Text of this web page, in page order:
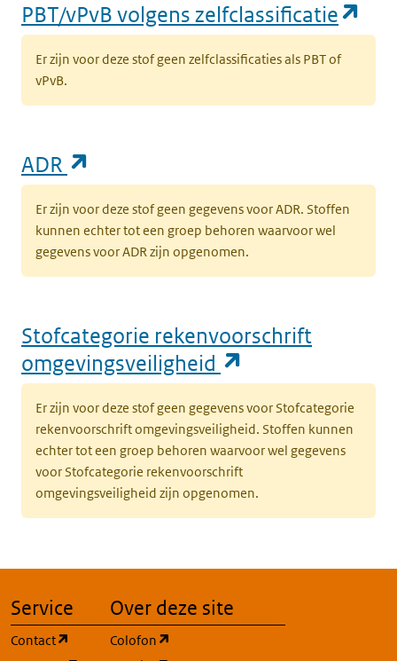
PBT/vPvB volgens zelfclassificatie
Er zijn voor deze stof geen zelfclassificaties als PBT of
vPvB.
ADR
Er zijn voor deze stof geen gegevens voor ADR. Stoffen
kunnen echter tot een groep behoren waarvoor wel
gegevens voor ADR zijn opgenomen.
Stofcategorie rekenvoorschrift
omgevingsveiligheid
Er zijn voor deze stof geen gegevens voor Stofcategorie
rekenvoorschrift omgevingsveiligheid. Stoffen kunnen
echter tot een groep behoren waarvoor wel gegevens
voor Stofcategorie rekenvoorschrift
omgevingsveiligheid zijn opgenomen.
Service
Contact
(opent in een nieuw tabblad)
Over deze site
Colofon